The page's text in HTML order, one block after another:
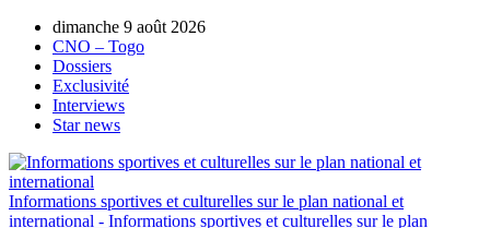
dimanche 9 août 2026
CNO – Togo
Dossiers
Exclusivité
Interviews
Star news
Informations sportives et culturelles sur le plan national et
international - Informations sportives et culturelles sur le plan
AUTORISATION DE LA HAAC N°0134/